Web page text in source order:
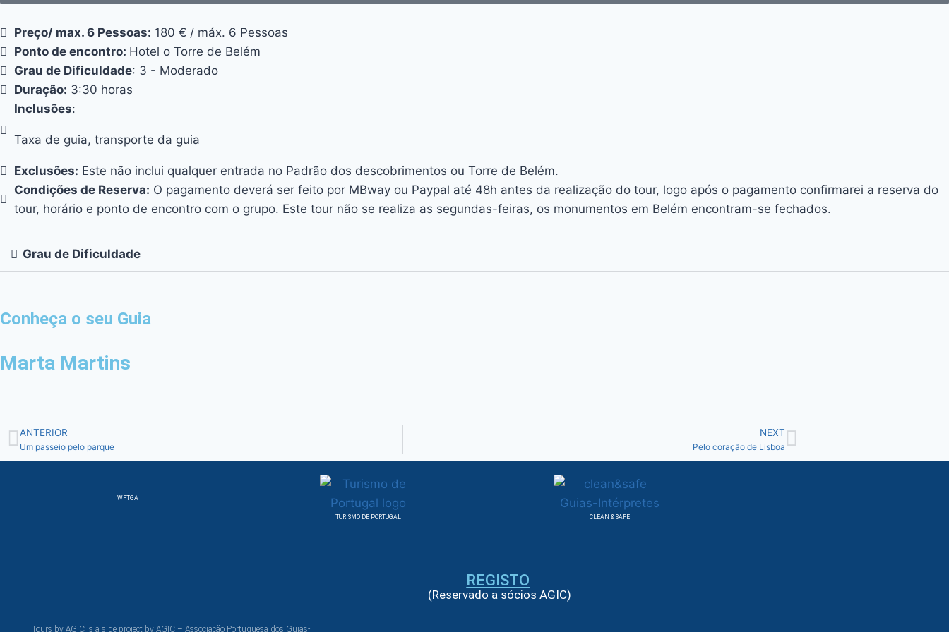
Preço/ max. 6 Pessoas: 180 € / máx. 6 Pessoas
Ponto de encontro: Hotel o Torre de Belém
Grau de Dificuldade: 3 - Moderado
Duração: 3:30 horas
Inclusões:
Taxa de guia, transporte da guia
Exclusões: Este não inclui qualquer entrada no Padrão dos descobrimentos ou Torre de Belém.
Condições de Reserva: O pagamento deverá ser feito por MBway ou Paypal até 48h antes da realização do tour, logo após o pagamento confirmarei a reserva do
tour, horário e ponto de encontro com o grupo. Este tour não se realiza as segundas-feiras, os monumentos em Belém encontram-se fechados.
Grau de Dificuldade
Conheça o seu Guia
Marta Martins
ANTERIOR
Um passeio pelo parque
NEXT
Pelo coração de Lisboa
WFTGA
TURISMO DE PORTUGAL CLEAN & SAFE
Tours by AGIC is a side project by AGIC – Associação Portuguesa dos Guias-
REGISTO
(Reservado a sócios AGIC)